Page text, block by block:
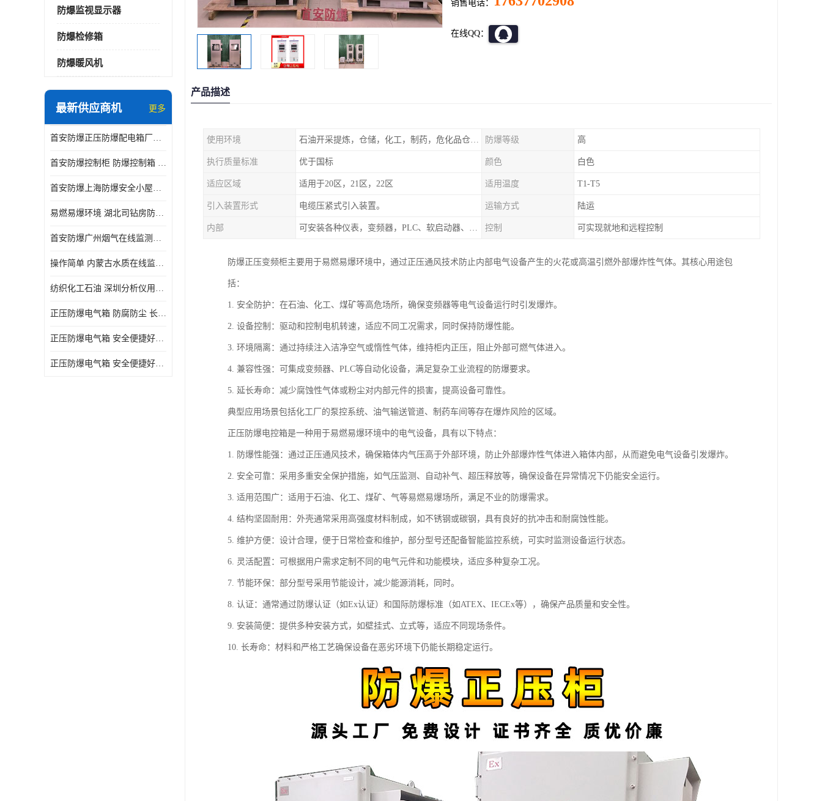
防爆监视显示器
防爆检修箱
防爆暖风机
最新供应商机 更多
首安防爆正压防爆配电箱厂家直供
首安防爆控制柜 防爆控制箱 厂家直售
首安防爆上海防爆安全小屋厂家直售
易燃易爆环境 湖北司钻房防爆分析小屋
首安防爆广州烟气在线监测防爆分析小屋厂家直售
操作简单 内蒙古水质在线监测防爆小屋
纺织化工石油 深圳分析仪用防爆小屋
正压防爆电气箱 防腐防尘 长沙正压型防爆电箱
正压防爆电气箱 安全便捷好操作 深圳防爆电气柜
正压防爆电气箱 安全便捷好操作 深圳粉尘防爆正压电气箱
销售电话：
在线QQ：
产品描述
使用环境 石油开采提炼，仓储，化工，制药，危化品仓库工业设施等含有易燃易爆气体的环境 防爆等级 高
执行质量标准 优于国标 颜色 白色
适应区域 适用于20区，21区，22区 适用温度 T1-T5
引入装置形式 电缆压紧式引入装置。 运输方式 陆运
内部 可安装各种仪表，变频器，PLC、软启动器、触摸屏、计算机控制系统 控制 可实现就地和远程控制
防爆正压变频柜主要用于易燃易爆环境中，通过正压通风技术防止内部电气设备产生的火花或高温引燃外部爆炸性气体。其核心用途包
括：
1. 安全防护：在石油、化工、煤矿等高危场所，确保变频器等电气设备运行时引发爆炸。
2. 设备控制：驱动和控制电机转速，适应不同工况需求，同时保持防爆性能。
3. 环境隔离：通过持续注入洁净空气或惰性气体，维持柜内正压，阻止外部可燃气体进入。
4. 兼容性强：可集成变频器、PLC等自动化设备，满足复杂工业流程的防爆要求。
5. 延长寿命：减少腐蚀性气体或粉尘对内部元件的损害，提高设备可靠性。
典型应用场景包括化工厂的泵控系统、油气输送管道、制药车间等存在爆炸风险的区域。
正压防爆电控箱是一种用于易燃易爆环境中的电气设备，具有以下特点：
1. 防爆性能强：通过正压通风技术，确保箱体内气压高于外部环境，防止外部爆炸性气体进入箱体内部，从而避免电气设备引发爆炸。
2. 安全可靠：采用多重安全保护措施，如气压监测、自动补气、超压释放等，确保设备在异常情况下仍能安全运行。
3. 适用范围广：适用于石油、化工、煤矿、气等易燃易爆场所，满足不业的防爆需求。
4. 结构坚固耐用：外壳通常采用高强度材料制成，如不锈钢或碳钢，具有良好的抗冲击和耐腐蚀性能。
5. 维护方便：设计合理，便于日常检查和维护，部分型号还配备智能监控系统，可实时监测设备运行状态。
6. 灵活配置：可根据用户需求定制不同的电气元件和功能模块，适应多种复杂工况。
7. 节能环保：部分型号采用节能设计，减少能源消耗，同时。
8. 认证：通常通过防爆认证（如Ex认证）和国际防爆标准（如ATEX、IECEx等），确保产品质量和安全性。
9. 安装简便：提供多种安装方式，如壁挂式、立式等，适应不同现场条件。
10. 长寿命：材料和严格工艺确保设备在恶劣环境下仍能长期稳定运行。